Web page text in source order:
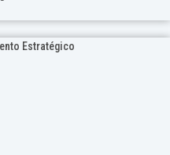
Estratégico